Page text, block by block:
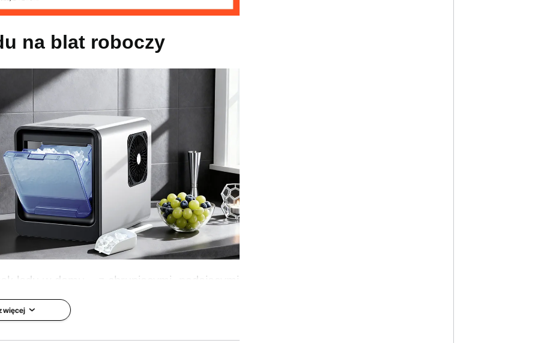
kg/dzień)
kg
na blat roboczy
lodu w domu – z chrupiącymi, nadającymi
Twoich napojów. Ciesz się lodem
w domu, kiedy tylko chcesz.
więcej